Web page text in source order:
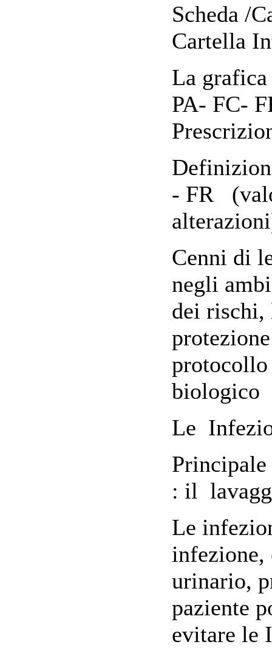
Scheda /
Cartella
La
PA- FC-
- FR
Cenni di
negli
dei rischi,
protocollo
biologico
Le
: il
Le
infezione,
urinario,
paziente
evitare le